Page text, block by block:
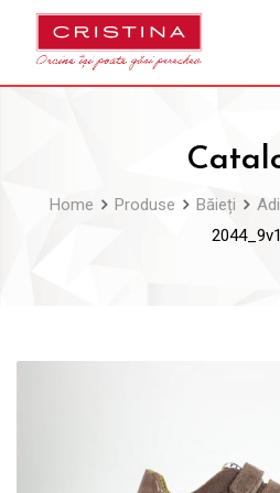
Home Produse Băieți
2044_9v1